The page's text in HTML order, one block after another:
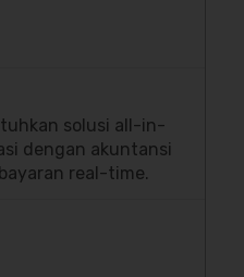
solusi all-in-
dengan akuntansi
real-time.